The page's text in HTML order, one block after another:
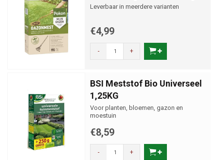
Leverbaar in meerdere varianten
€4,99
- +
BSI Meststof Bio Universeel
1,25KG
Voor planten, bloemen, gazon en
moestuin
€8,59
- +